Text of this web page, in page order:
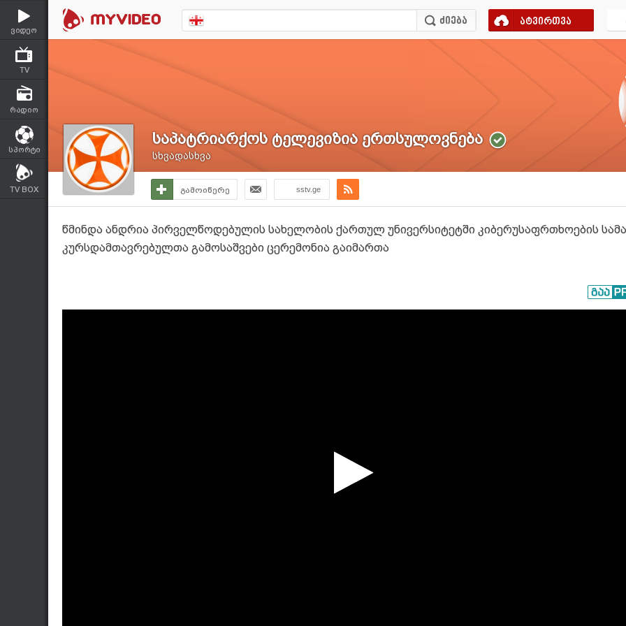
ვიდეო
TV
რადიო
სპორტი
TV BOX
ატვირთვა
საპატრიარქოს ტელევიზია ერთსულოვნება
სხვადასხვა
გამოიწერე sstv.ge
წმინდა ანდრია პირველწოდებულის სახელობის ქართულ უნივერსიტეტში კიბერუსაფრთხოების
კურსდამთავრებულთა გამოსაშვები ცერემონია გაიმართა